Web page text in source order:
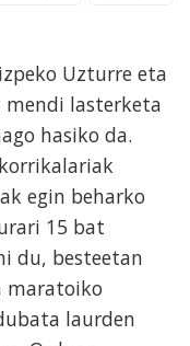
Uzturre eta
lasterketa
hasiko da.
egin beharko
15 bat
du, besteetan
maratoiko
laurden